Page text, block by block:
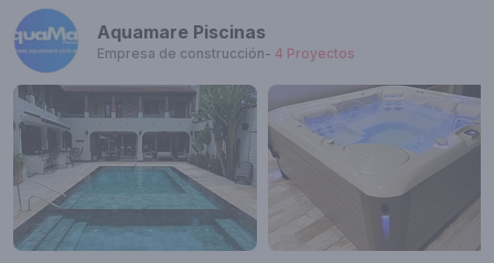
Aquamare Piscinas
Empresa de construcción- 4 Proyectos